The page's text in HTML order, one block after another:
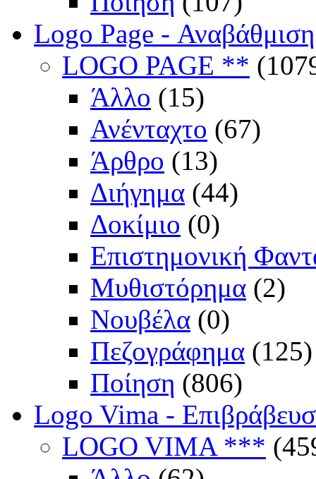
Logo Page -
LOGO PAGE **
Άλλο (15)
Ανένταχτο (67)
Άρθρο (13)
Διήγημα (44)
Δοκίμιο (0)
Επιστημονική
Μυθιστόρημα (2)
Νουβέλα (0)
Πεζογράφημα (125)
Ποίηση (806)
Logo Vima -
LOGO VIMA ***